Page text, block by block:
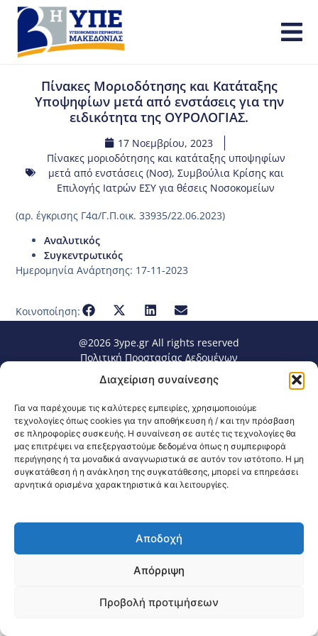
Διαχείριση συναίνεσης
Για να παρέχουμε τις καλύτερες εμπειρίες, χρησιμοποιούμε
τεχνολογίες όπως cookies για την αποθήκευση ή / και την πρόσβαση
σε πληροφορίες συσκευής. Η συναίνεση σε αυτές τις τεχνολογίες θα
μας επιτρέψει να επεξεργαστούμε δεδομένα όπως η συμπεριφορά
περιήγησης ή τα μοναδικά αναγνωριστικά σε αυτόν τον ιστότοπο. Η μη
συγκατάθεση ή η ανάκληση της συγκατάθεσης, μπορεί να επηρεάσει
αρνητικά ορισμένα χαρακτηριστικά και λειτουργίες.
Αποδοχή
Απόρριψη
Προβολή προτιμήσεων
Πίνακες Μοριοδότησης και Κατάταξης
Υποψηφίων μετά από ενστάσεις για την
ειδικότητα της ΟΥΡΟΛΟΓΙΑΣ.
17 Νοεμβρίου, 2023
Πίνακες μοριοδότησης και κατάταξης υποψηφίων
μετά από ενστάσεις (Νοσ), Συμβούλια Κρίσης και
Επιλογής Ιατρών ΕΣΥ για θέσεις Νοσοκομείων
(αρ. έγκρισης Γ4α/Γ.Π.οικ. 33935/22.06.2023)
Αναλυτικός
Συγκεντρωτικός
Ημερομηνία Ανάρτησης: 17-11-2023
Κοινοποίηση:
@2026 3ype.gr All rights reserved
Πολιτική Προστασίας Δεδομένων
Θεσσαλονίκη, Ελλάδα
Τηλ: +30 2311 226 200
email: 3ype@3ype.gr
Page Visits:
Website Visits: 1602027